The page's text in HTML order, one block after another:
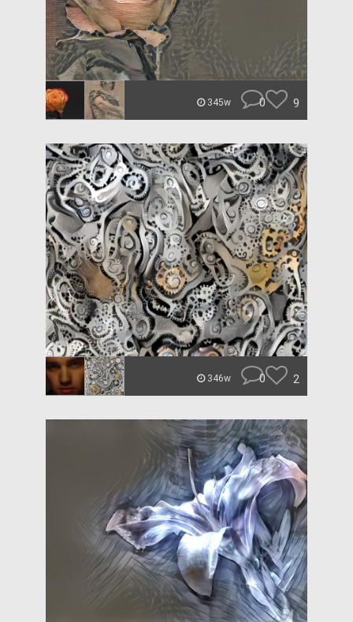
345w 0 9
346w 0 2